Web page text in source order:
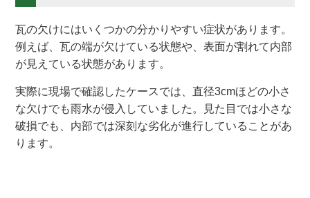
瓦の欠けにはいくつかの分かりやすい症状があります。
例えば、瓦の端が欠けている状態や、表面が割れて内部
が見えている状態があります。
実際に現場で確認したケースでは、直径3cmほどの小さ
な欠けでも雨水が侵入していました。見た目では小さな
破損でも、内部では深刻な劣化が進行していることがあ
ります。